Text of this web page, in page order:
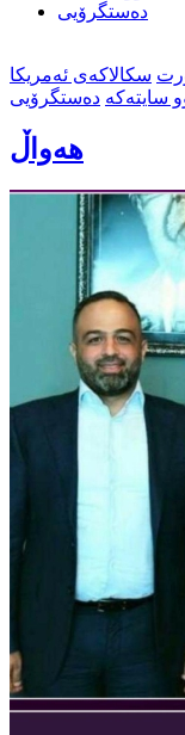
دەستگرۆیی
سکالاکەی ئەمریکا
سایتەکە دەستگرۆیی
هەواڵ